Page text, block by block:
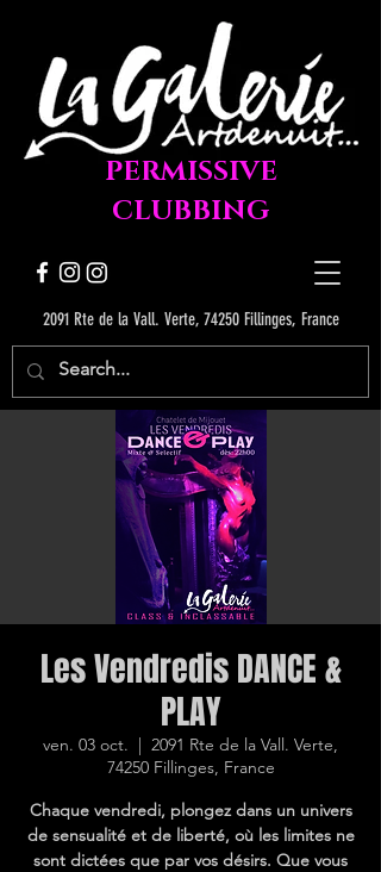
2091 Rte de la Vall. Verte, 74250 Fillinges, France
PERMISSIVE
CLUBBING
Les Vendredis DANCE &
PLAY
ven. 03 oct.
  |
2091 Rte de la Vall. Verte,
74250 Fillinges, France
Chaque vendredi, plongez dans un univers
de sensualité et de liberté, où les limites ne
sont dictées que par vos désirs. Que vous